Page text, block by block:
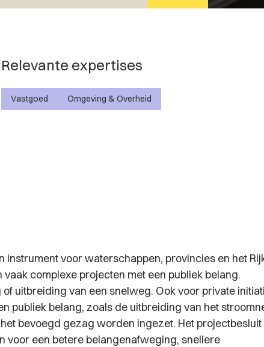
Relevante expertises
Vastgoed Omgeving & Overheid
instrument voor waterschappen, provincies en het
vaak complexe projecten met een publiek belang.
uitbreiding van een snelweg. Ook voor private
publiek belang, zoals de uitbreiding van het
bevoegd gezag worden ingezet. Het projectbesluit
voor een betere belangenafweging, snellere